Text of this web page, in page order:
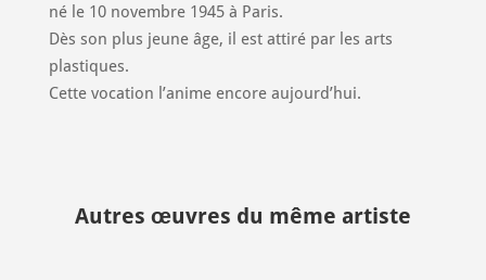
né le 10 novembre 1945 à Paris.
Dès son plus jeune âge, il est attiré par les arts
plastiques.
Cette vocation l’anime encore aujourd’hui.
Autres œuvres du même artiste